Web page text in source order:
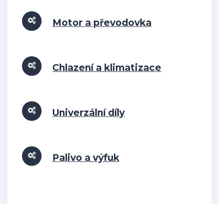
Motor a převodovka
Chlazení a klimatizace
Univerzální díly
Palivo a výfuk